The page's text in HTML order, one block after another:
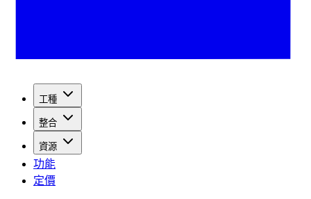
工種
整合
資源
功能
定價